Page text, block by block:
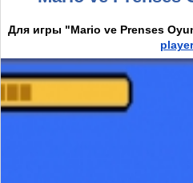
Для игры "Mario ve Prenses
player